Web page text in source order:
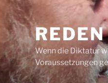
Wenn die Diktatur
Voraussetzungen